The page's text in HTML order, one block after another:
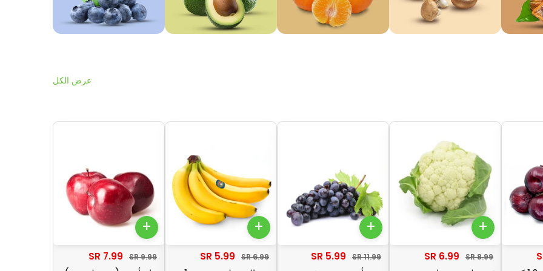
عرض الكل
+
9.99 SR
7.99 SR
+
6.99 SR
5.99 SR
+
11.99 SR
5.99 SR
+
8.99 SR
6.99 SR